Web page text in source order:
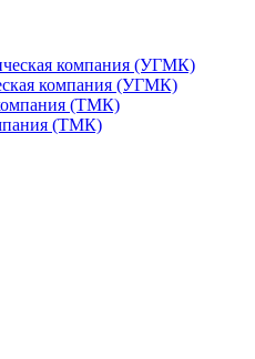
компания (УГМК)
(ТМК)